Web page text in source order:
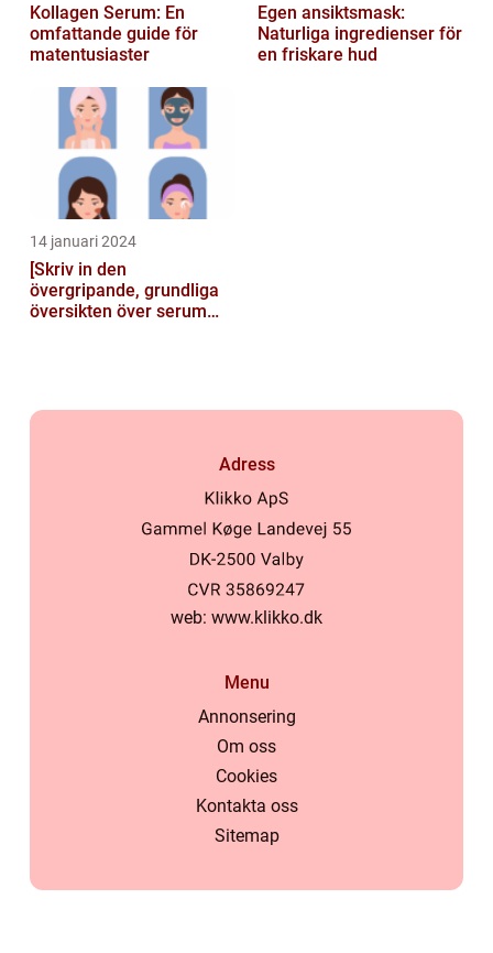
Kollagen Serum: En
omfattande guide för
matentusiaster
Egen ansiktsmask:
Naturliga ingredienser för
en friskare hud
14 januari 2024
[Skriv in den
övergripande, grundliga
översikten över serum
Adress
web: www.klikko.dk
Menu
Annonsering
Om oss
Cookies
Kontakta oss
Sitemap